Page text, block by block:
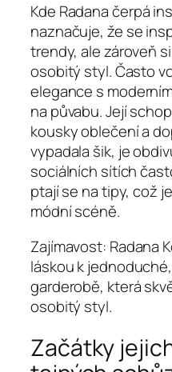
Kde Radana čerpá
naznačuje, že se
trendy, ale zároveň
osobitý styl. Často
elegance s
na půvabu. Její
kousky oblečení a
vypadala šik, je
sociálních sítích
ptají se na tipy, což
módní scéně.
Zajímavost: Radana
láskou k
garderobě, která
osobitý styl.
Začátky